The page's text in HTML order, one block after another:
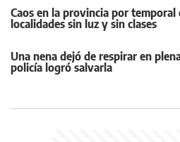
Caos en la provincia por
localidades sin luz y sin clases
Una nena dejó de respirar en
policía logró salvarla